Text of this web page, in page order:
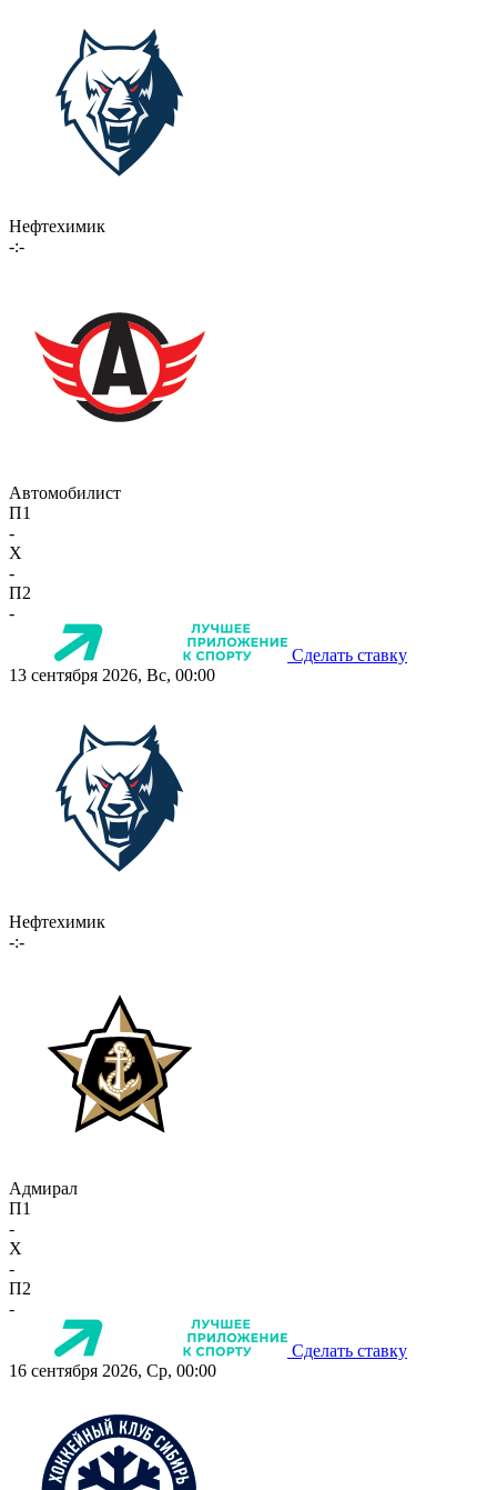
Нефтехимик
-:-
Автомобилист
П1
-
X
-
П2
-
Сделать ставку
13 сентября 2026, Вс, 00:00
Нефтехимик
-:-
Адмирал
П1
-
X
-
П2
-
Сделать ставку
16 сентября 2026, Ср, 00:00